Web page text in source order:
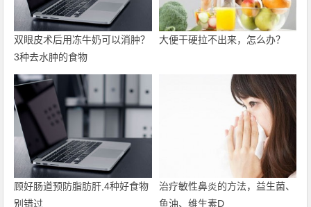
双眼皮术后用冻牛奶可以消肿？
3种去水肿的食物
大便干硬拉不出来，怎么办？
顾好肠道预防脂肪肝,4种好食物
别错过
治疗敏性鼻炎的方法，益生菌、
鱼油、维生素D